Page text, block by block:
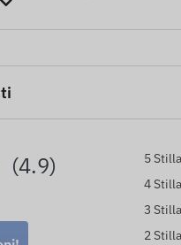
professjonali fil-
u pariri esperti dwar l-
hija l-aħjar soluzzjoni
(4.9) 5 Stilla
4 Stilla
3 Stilla
2 Stilla